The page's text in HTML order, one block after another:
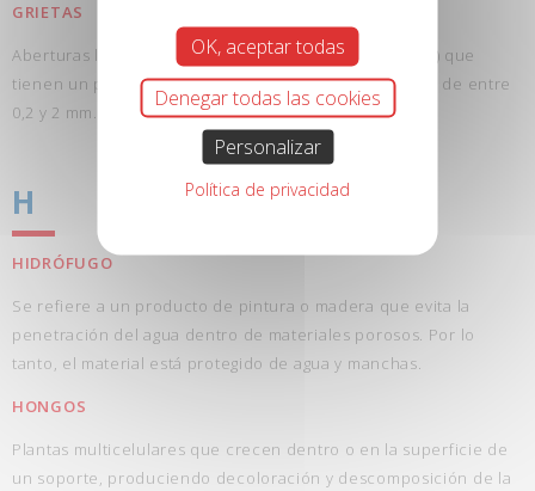
GRIETAS
Aberturas lineales (horizontales, verticales u oblicuas) que
tienen un patrón más o menos regular, cuyo ancho es de entre
0,2 y 2 mm.
H
HIDRÓFUGO
Se refiere a un producto de pintura o madera que evita la
penetración del agua dentro de materiales porosos. Por lo
tanto, el material está protegido de agua y manchas.
HONGOS
Plantas multicelulares que crecen dentro o en la superficie de
un soporte, produciendo decoloración y descomposición de la
OK, aceptar todas
Denegar todas las cookies
Personalizar
Política de privacidad